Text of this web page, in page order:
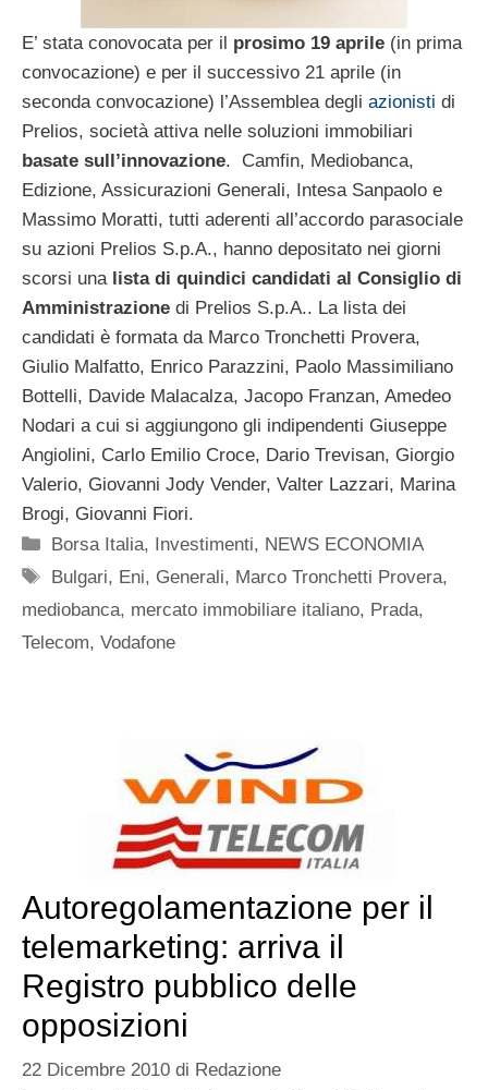
E’ stata conovocata per il prosimo 19 aprile (in prima
convocazione) e per il successivo 21 aprile (in
seconda convocazione) l’Assemblea degli azionisti di
Prelios, società attiva nelle soluzioni immobiliari
basate sull’innovazione. Camfin, Mediobanca,
Edizione, Assicurazioni Generali, Intesa Sanpaolo e
Massimo Moratti, tutti aderenti all’accordo parasociale
su azioni Prelios S.p.A., hanno depositato nei giorni
scorsi unalista di quindici candidati al Consiglio di
Amministrazione di Prelios S.p.A.. La lista dei
candidati è formata da Marco Tronchetti Provera,
Giulio Malfatto, Enrico Parazzini, Paolo Massimiliano
Bottelli, Davide Malacalza, Jacopo Franzan, Amedeo
Nodari a cui si aggiungono gli indipendenti Giuseppe
Angiolini, Carlo Emilio Croce, Dario Trevisan, Giorgio
Valerio, Giovanni Jody Vender, Valter Lazzari, Marina
Brogi, Giovanni Fiori.
Categorie
Borsa Italia, Investimenti, NEWS ECONOMIA
Tag
Bulgari, Eni, Generali, Marco Tronchetti Provera,
mediobanca, mercato immobiliare italiano, Prada,
Telecom, Vodafone
Autoregolamentazione per il
telemarketing: arriva il
Registro pubblico delle
opposizioni
22 Dicembre 2010 di Redazione